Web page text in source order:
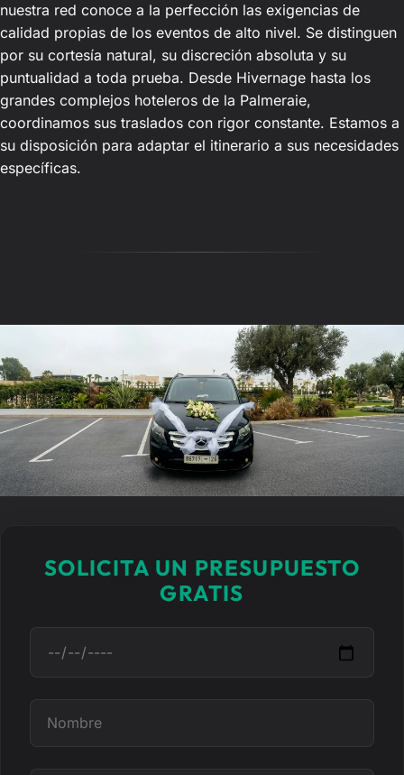
nuestra red conoce a la perfección las exigencias de
calidad propias de los eventos de alto nivel. Se distinguen
por su cortesía natural, su discreción absoluta y su
puntualidad a toda prueba. Desde Hivernage hasta los
grandes complejos hoteleros de la Palmeraie,
coordinamos sus traslados con rigor constante. Estamos a
su disposición para adaptar el itinerario a sus necesidades
específicas.
SOLICITA UN PRESUPUESTO
GRATIS
hN